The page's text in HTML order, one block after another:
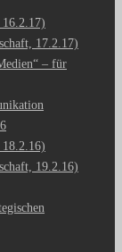
17.2.17)
– für
19.2.16)